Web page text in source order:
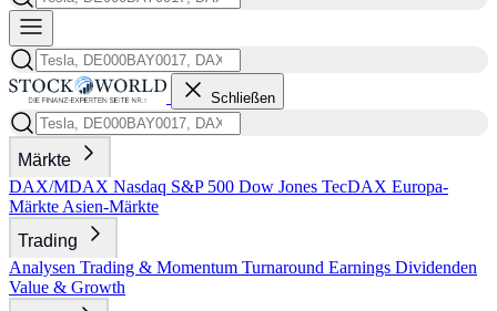
Schließen
Märkte
DAX/MDAX Nasdaq S&P 500 Dow Jones TecDAX Europa-
Märkte Asien-Märkte
Trading
Analysen Trading & Momentum Turnaround Earnings Dividenden
Value & Growth